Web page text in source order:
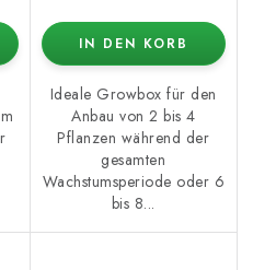
IN DEN KORB
Ideale Growbox für den
Anbau von 2 bis 4
Pflanzen während der
gesamten
Wachstumsperiode oder 6
bis 8...